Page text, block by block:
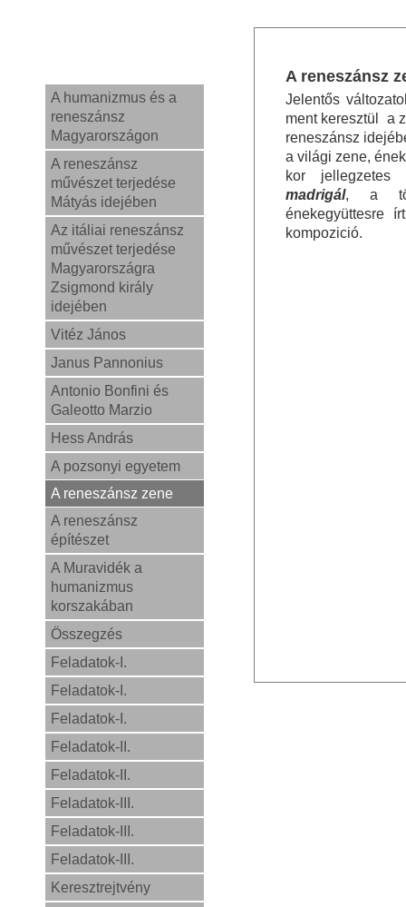
A humanizmus és a
reneszánsz
Magyarországon
A reneszánsz
művészet terjedése
Mátyás idejében
Az itáliai reneszánsz
művészet terjedése
Magyarországra
Zsigmond király
idejében
Vitéz János
Janus Pannonius
Antonio Bonfini és
Galeotto Marzio
Hess András
A pozsonyi egyetem
A reneszánsz zene
A reneszánsz
építészet
A Muravidék a
humanizmus
korszakában
Összegzés
Feladatok-I.
Feladatok-I.
Feladatok-I.
Feladatok-II.
Feladatok-II.
Feladatok-III.
Feladatok-III.
Feladatok-III.
Keresztrejtvény
A reneszánsz
Jelentős
ment keresztül a
reneszánsz
a világi zene,
kor
madrigál, a
énekegyüttesre
kompozició.